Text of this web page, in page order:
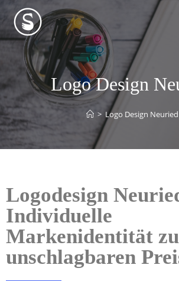
Logo Design
> Logo Design Neuried
Logodesign
Individuelle
Markenidentität
unschlagbaren